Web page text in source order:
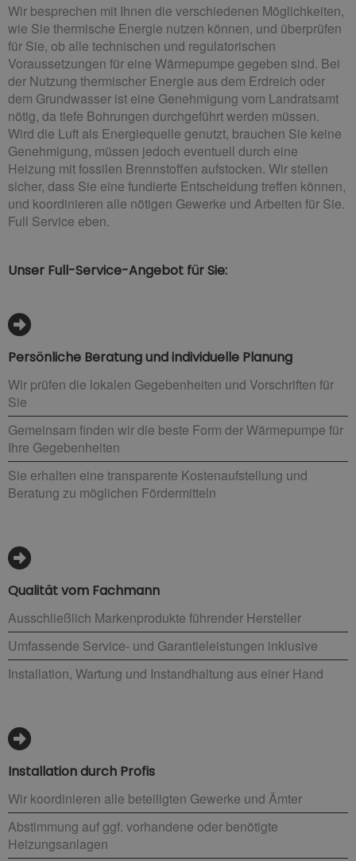
Wir besprechen mit Ihnen die verschiedenen Möglichkeiten,
wie Sie thermische Energie nutzen können, und überprüfen
für Sie, ob alle technischen und regulatorischen
Voraussetzungen für eine Wärmepumpe gegeben sind. Bei
der Nutzung thermischer Energie aus dem Erdreich oder
dem Grundwasser ist eine Genehmigung vom Landratsamt
nötig, da tiefe Bohrungen durchgeführt werden müssen.
Wird die Luft als Energiequelle genutzt, brauchen Sie keine
Genehmigung, müssen jedoch eventuell durch eine
Heizung mit fossilen Brennstoffen aufstocken. Wir stellen
sicher, dass Sie eine fundierte Entscheidung treffen können,
und koordinieren alle nötigen Gewerke und Arbeiten für Sie.
Full Service eben.
Unser Full-Service-Angebot für Sie:
Persönliche Beratung und individuelle Planung
Wir prüfen die lokalen Gegebenheiten und Vorschriften für
Sie
Gemeinsam finden wir die beste Form der Wärmepumpe für
Ihre Gegebenheiten
Sie erhalten eine transparente Kostenaufstellung und
Beratung zu möglichen Fördermitteln
Qualität vom Fachmann
Ausschließlich Markenprodukte führender Hersteller
Umfassende Service- und Garantieleistungen inklusive
Installation, Wartung und Instandhaltung aus einer Hand
Installation durch Profis
Wir koordinieren alle beteiligten Gewerke und Ämter
Abstimmung auf ggf. vorhandene oder benötigte
Heizungsanlagen